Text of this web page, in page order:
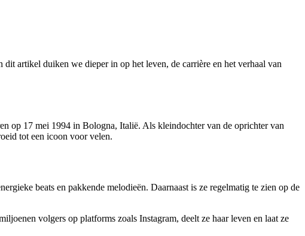
artikel duiken we dieper in op het leven, de carrière en het verhaal van
op 17 mei 1994 in Bologna, Italië. Als kleindochter van de oprichter van
tot een icoon voor velen.
beats en pakkende melodieën. Daarnaast is ze regelmatig te zien op de
volgers op platforms zoals Instagram, deelt ze haar leven en laat ze